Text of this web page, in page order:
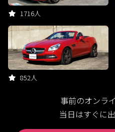
1716人
852人
事前のオンラ
当日はすぐに